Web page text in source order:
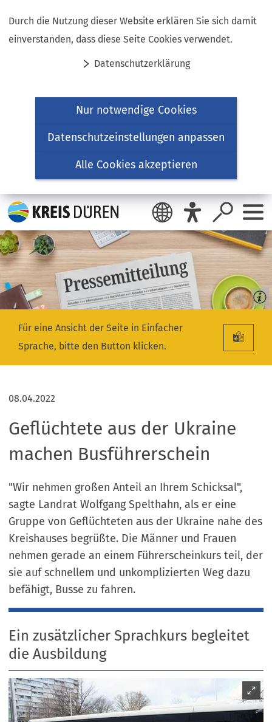
Durch die Nutzung dieser Website erklären Sie sich damit
einverstanden, dass diese Seite Cookies verwendet.
Datenschutzerklärung
Nur notwendige Cookies
Datenschutzeinstellungen anpassen
Alle Cookies akzeptieren
Inhalt anspringen
Für eine Ansicht der Seite in Einfacher
Sprache, bitte den Button klicken.
08.04.2022
Geflüchtete aus der Ukraine
machen Busführerschein
"Wir nehmen großen Anteil an Ihrem Schicksal",
sagte Landrat Wolfgang Spelthahn, als er eine
Gruppe von Geflüchteten aus der Ukraine nahe des
Kreishauses begrüßte. Die Männer und Frauen
nehmen gerade an einem Führerscheinkurs teil, der
sie auf schnellem und unkomplizierten Weg dazu
befähigt, Busse zu fahren.
Ein zusätzlicher Sprachkurs begleitet
die Ausbildung